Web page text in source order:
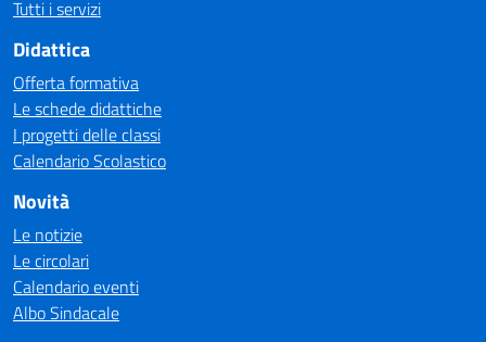
Tutti i servizi
Didattica
Offerta formativa
Le schede didattiche
I progetti delle classi
Calendario Scolastico
Novità
Le notizie
Le circolari
Calendario eventi
Albo Sindacale